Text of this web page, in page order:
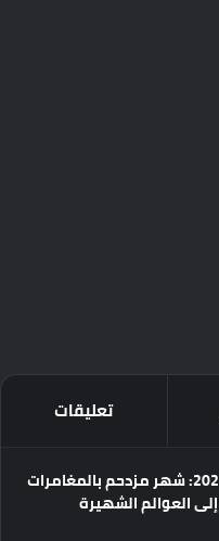
تعليقات
ألعاب أغسطس 2026: شهر مزدحم بالمغامرات
العوالم الشهيرة